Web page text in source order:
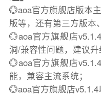
💮aoa官方旗舰店版本
版等，还有第三方版本
💮aoa官方旗舰店
洞/兼容性问题，建议升
💮aoa官方旗舰店
能，兼容主流系统；
💮aoa官方旗舰店